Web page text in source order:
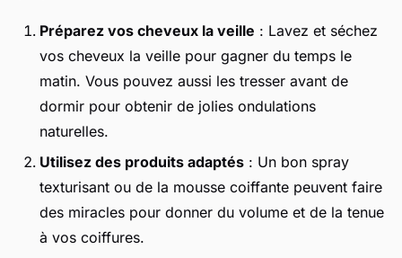
Préparez vos cheveux la veille : Lavez et séchez
vos cheveux la veille pour gagner du temps le
matin. Vous pouvez aussi les tresser avant de
dormir pour obtenir de jolies ondulations
naturelles.
Utilisez des produits adaptés : Un bon spray
texturisant ou de la mousse coiffante peuvent faire
des miracles pour donner du volume et de la tenue
à vos coiffures.